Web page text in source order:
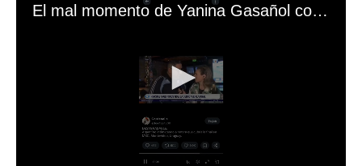
El mal momento de Yanina Gasañol con un hincha argentino en "Subrayado"